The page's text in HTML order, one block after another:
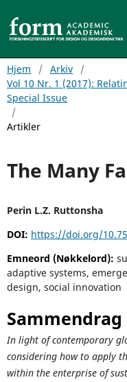
Hjem / Arkiv
/
Vol 10 Nr. 1 (2017):
Special Issue
/
Artikler
The Many
Perin L.Z. Ruttonsha
DOI: https://doi.org/
Emneord (Nøkkelord):
adaptive systems,
design, social innovation
Sammendrag
In light of contemporary
considering how to apply
within the enterprise of